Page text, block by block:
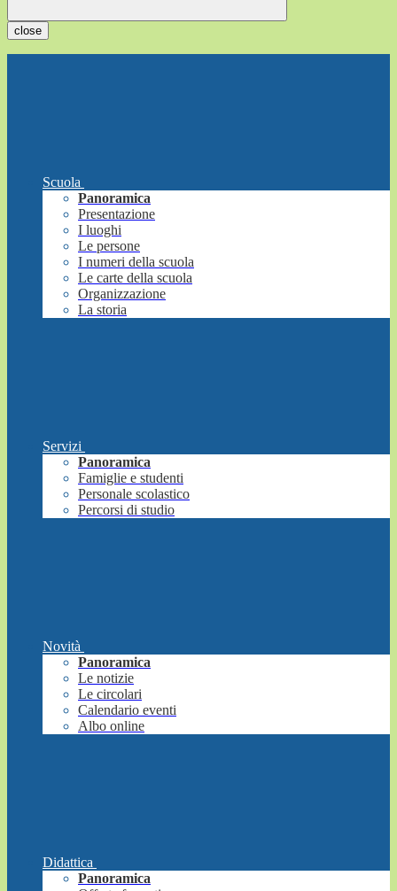
close
Scuola
Panoramica
Presentazione
I luoghi
Le persone
I numeri della scuola
Le carte della scuola
Organizzazione
La storia
Servizi
Panoramica
Famiglie e studenti
Personale scolastico
Percorsi di studio
Novità
Panoramica
Le notizie
Le circolari
Calendario eventi
Albo online
Didattica
Panoramica